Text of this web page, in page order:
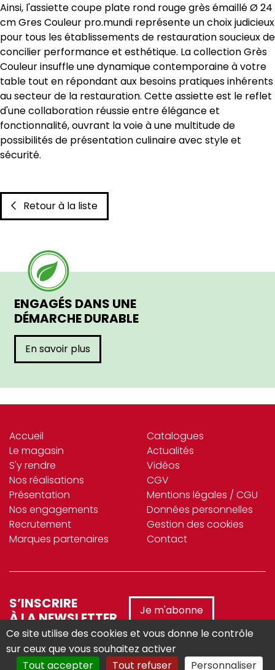
Ainsi, l'assiette coupe plate rond rouge grès émaillé Ø 24
cm Gres Couleur pro.mundi représente un choix judicieux
pour tous les établissements de restauration soucieux de
concilier performance et esthétique. La collection Grès
Couleur insuffle une dynamique contemporaine à votre
table tout en répondant aux besoins pratiques inhérents
au secteur de la restauration. Cette assiette est le reflet
d'une collaboration réussie entre élégance et
fonctionnalité, ouvrant la voie à une multitude de
possibilités de présentation culinaire avec style et
sécurité.
Retour à la liste
ENGAGÉS DANS UNE
DÉMARCHE DURABLE
En savoir plus
Accueil
Le magasin
S'y rendre
Nos réalisations
Présentation
Nos engagements
Recrutement
Marques partenaires
Catalogues
Actualités
Vidéos
CGV
Mentions légales / CGU
Données personnelles
Gestion des cookies
Contact
S’INSCRIRE
À LA NEWSLETTER
Je m'abonne
Ce site utilise des cookies et vous donne le contrôle
sur ceux que vous souhaitez activer
Tout accepter
Tout refuser Personnaliser